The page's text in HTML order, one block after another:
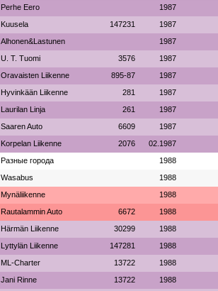
Perhe Eero 1987
Kuusela 147231 1987
Alhonen&Lastunen 1987
U. T. Tuomi 3576 1987
Oravaisten Liikenne 895-87 1987
Hyvinkään Liikenne 281 1987
Laurilan Linja 261 1987
Saaren Auto 6609 1987
Korpelan Liikenne 2076 02.1987
Разные города 1988
Wasabus 1988
Mynäliikenne 1988
Rautalammin Auto 6672 1988
Härmän Liikenne 30299 1988
Lyttylän Liikenne 147281 1988
ML-Charter 13722 1988
Jani Rinne 13722 1988